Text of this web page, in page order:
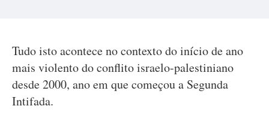
Tudo isto acontece no contexto do início de ano
mais violento do conflito israelo-palestiniano
desde 2000, ano em que começou a Segunda
Intifada.